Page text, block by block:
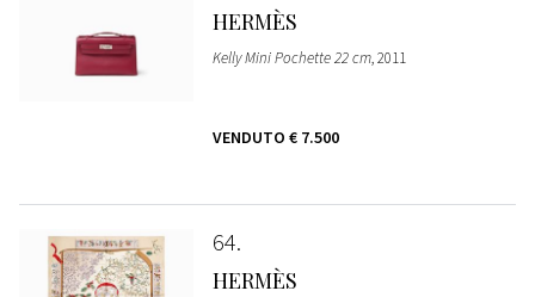
HERMÈS
Kelly Mini Pochette 22 cm, 2011
VENDUTO € 7.500
64
HERMÈS